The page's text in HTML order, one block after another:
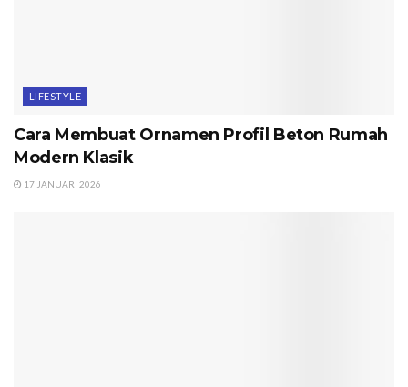
LIFESTYLE
Cara Membuat Ornamen Profil Beton Rumah
Modern Klasik
17 JANUARI 2026